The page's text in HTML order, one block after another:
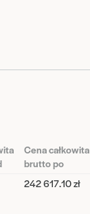
Cena całkowita
brutto po
242 617.10 zł